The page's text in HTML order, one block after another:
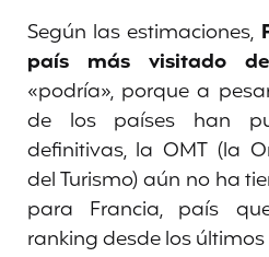
Según las estimaciones,
país más visitado
«podría», porque a
de los países han
definitivas, la OMT (la
del Turismo) aún no ha
para Francia, país
ranking desde los